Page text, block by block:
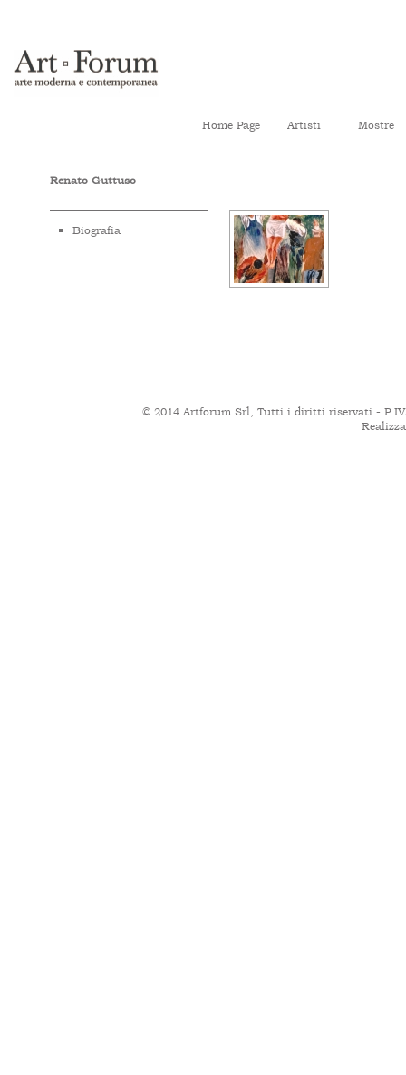
Home Page Artisti Mostre
Renato Guttuso
Biografia
© 2014 Artforum Srl, Tutti i diritti riservati -